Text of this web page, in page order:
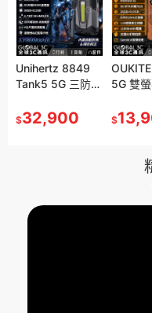
Unihertz 8849
Tank5 5G 三防投
夜視相機 測距儀
17600mAh 露營
$32,900
5G 雙
1.08億
超輕薄
$
GC-03 三
射檢測器
計數器
射線/
FNIRSI 數位電橋
鑷子 LCR測試儀
容 電感 萬用鉗 自
$1,090